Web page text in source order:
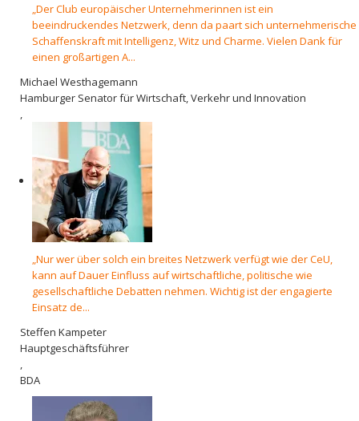
„Der Club europäischer Unternehmerinnen ist ein
beeindruckendes Netzwerk, denn da paart sich unternehmerische
Schaffenskraft mit Intelligenz, Witz und Charme. Vielen Dank für
einen großartigen A...
Michael Westhagemann
Hamburger Senator für Wirtschaft, Verkehr und Innovation
„Nur wer über solch ein breites Netzwerk verfügt wie der CeU,
kann auf Dauer Einfluss auf wirtschaftliche, politische wie
gesellschaftliche Debatten nehmen. Wichtig ist der engagierte
Einsatz de...
Steffen Kampeter
Hauptgeschäftsführer
,
BDA